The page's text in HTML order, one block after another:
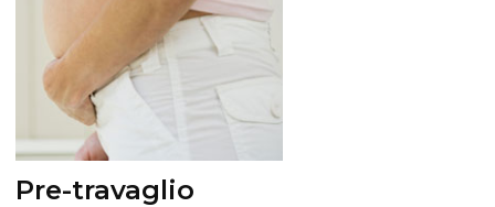
Pre-travaglio